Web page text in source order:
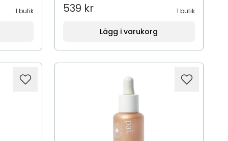
1 butik 539 kr 1 butik
Lägg i varukorg